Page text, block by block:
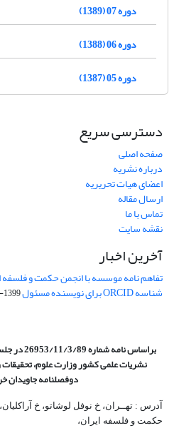
دوره 07 (1389)
دوره 06 (1388)
دوره 05 (1387)
دسترسی سریع
صفحه اصلی
درباره نشریه
اعضای هیات تحریریه
ارسال مقاله
تماس با ما
نقشه سایت
آخرین اخبار
تفاهم نامه موسسه با انجمن حکمت و فلسفه
شناسه ORCID برای نویسنده مسئول 1399-09-20
براساس نامه شماره 26953/11/3/89 در جلسة مورخ 31/6/89 کمیسیون
نشریات علمی کشور وزارت علوم،
دوفصلنامه جاویدان
حکمت و فلسفه ایران،‌